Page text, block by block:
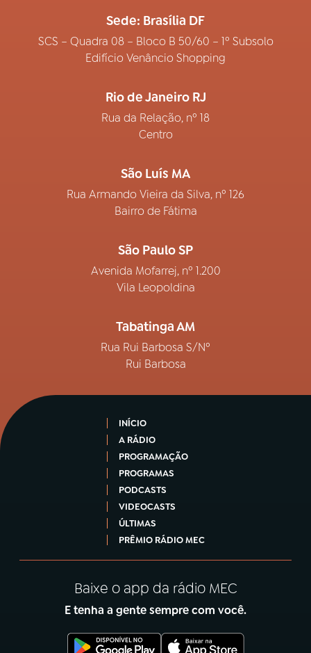
Sede: Brasília DF
SCS – Quadra 08 – Bloco B 50/60 – 1º Subsolo
Edifício Venâncio Shopping
Rio de Janeiro RJ
Rua da Relação, nº 18
Centro
São Luís MA
Rua Armando Vieira da Silva, nº 126
Bairro de Fátima
São Paulo SP
Avenida Mofarrej, nº 1.200
Vila Leopoldina
Tabatinga AM
Rua Rui Barbosa S/Nº
Rui Barbosa
INÍCIO
A RÁDIO
PROGRAMAÇÃO
PROGRAMAS
PODCASTS
VIDEOCASTS
ÚLTIMAS
PRÊMIO RÁDIO MEC
Baixe o app da rádio MEC
E tenha a gente sempre com você.